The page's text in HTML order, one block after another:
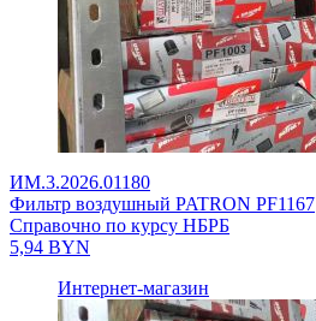
ИМ.3.2026.01180
Фильтр воздушный PATRON PF1167
Справочно по курсу НБРБ
5,94 BYN
Интернет-магазин